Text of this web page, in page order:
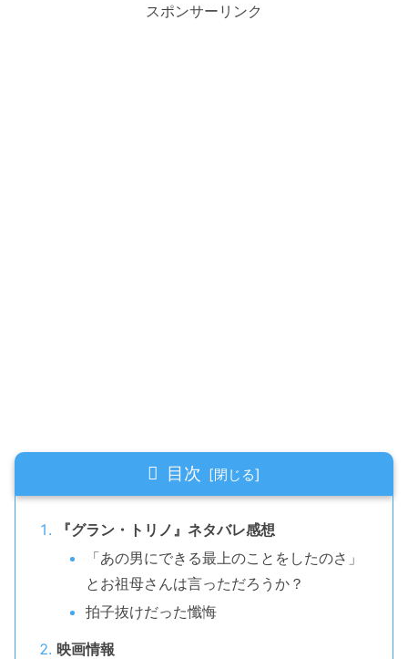
スポンサーリンク
目次
『グラン・トリノ』ネタバレ感想
「あの男にできる最上のことをしたのさ」
とお祖母さんは言っただろうか？
拍子抜けだった懺悔
映画情報